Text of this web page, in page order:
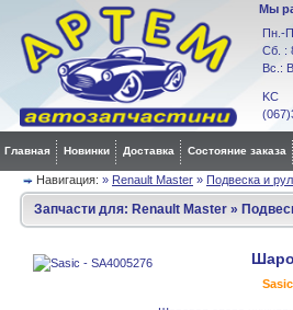
Мы
Пн.-
Сб. :
Вс.:
KC
Главная Новинки Доставка Состояние заказа
Навигация: » Renault Master » Подвеска и
Запчасти для: Renault Master »